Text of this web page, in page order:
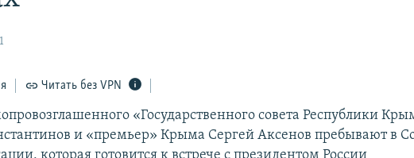
Читать без VPN
«Государственного совета Республики
и «премьер» Крыма Сергей Аксенов пребывают в